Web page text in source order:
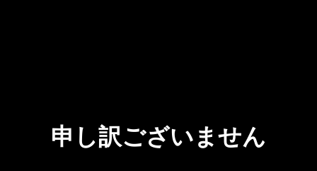
申し訳ございません